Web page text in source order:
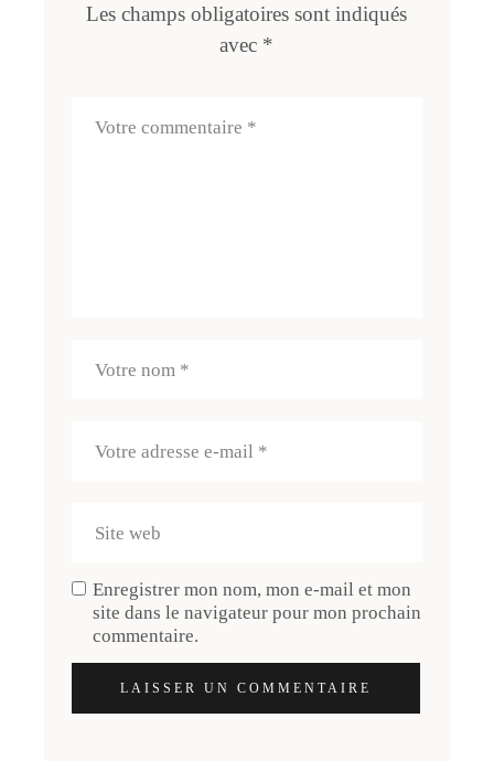
Les champs obligatoires sont indiqués
avec *
Enregistrer mon nom, mon e-mail et mon
site dans le navigateur pour mon prochain
commentaire.
LAISSER UN COMMENTAIRE